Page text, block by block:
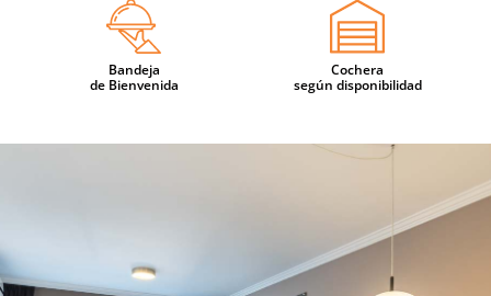
Bandeja
de Bienvenida
Cochera
según disponibilidad